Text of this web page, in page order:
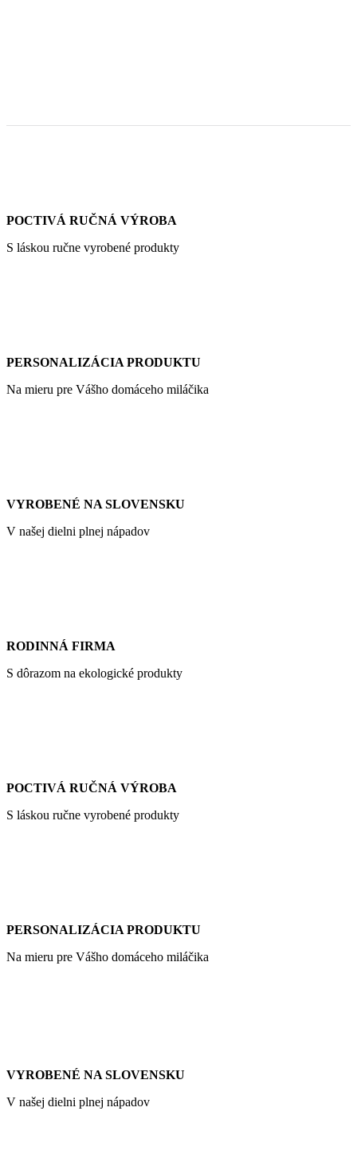
POCTIVÁ RUČNÁ VÝROBA
S láskou ručne vyrobené produkty
PERSONALIZÁCIA PRODUKTU
Na mieru pre Vášho domáceho miláčika
VYROBENÉ NA SLOVENSKU
V našej dielni plnej nápadov
RODINNÁ FIRMA
S dôrazom na ekologické produkty
POCTIVÁ RUČNÁ VÝROBA
S láskou ručne vyrobené produkty
PERSONALIZÁCIA PRODUKTU
Na mieru pre Vášho domáceho miláčika
VYROBENÉ NA SLOVENSKU
V našej dielni plnej nápadov